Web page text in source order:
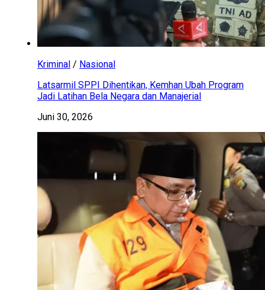
Kriminal / Nasional
Latsarmil SPPI Dihentikan, Kemhan Ubah Program
Jadi Latihan Bela Negara dan Manajerial
Juni 30, 2026